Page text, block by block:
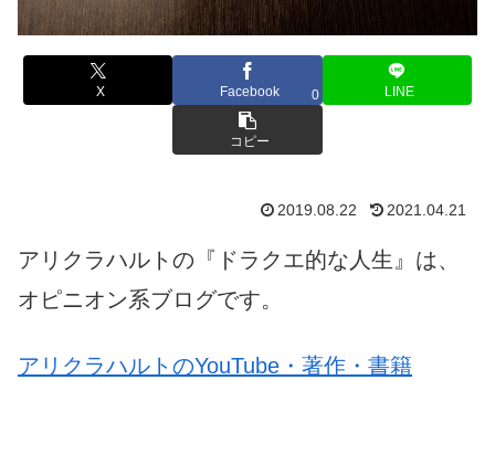
X Facebook 0 LINE
コピー
2019.08.22 2021.04.21
アリクラハルトの『ドラクエ的な人生』は、
オピニオン系ブログです。
アリクラハルトのYouTube・著作・書籍